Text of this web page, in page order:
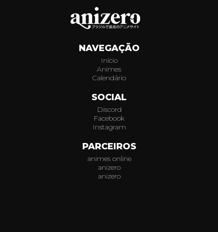
NAVEGAÇÃO
Início
Animes
Calendário
SOCIAL
Discord
Facebook
Instagram
PARCEIROS
animes online
anizero
anizero